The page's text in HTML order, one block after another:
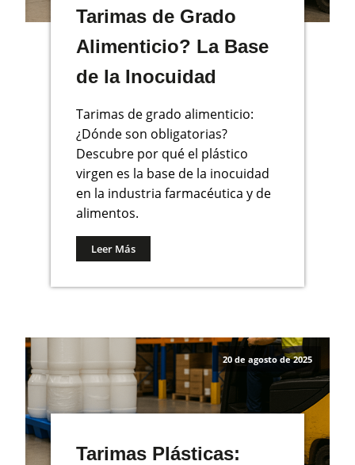
Tarimas de Grado
Alimenticio? La Base
de la Inocuidad
Tarimas de grado alimenticio:
¿Dónde son obligatorias?
Descubre por qué el plástico
virgen es la base de la inocuidad
en la industria farmacéutica y de
alimentos.
Leer Más
20 de agosto de 2025
Tarimas Plásticas: